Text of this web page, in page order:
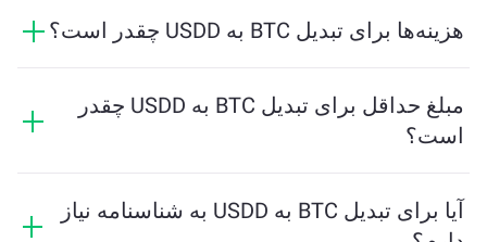
ابزار مقدار تخمینی USDD دریافتی را محاسبه خواهد کرد.
هزینه‌ها برای تبدیل BTC به USDD چقدر است؟
متفاوت است. ChangeNOW نرخ‌های رقابتی را بدون
هزینه‌های پنهان ارائه می‌دهد، و مبلغ نهایی قبل از تایید
مبلغ حداقل برای تبدیل BTC به USDD چقدر
است؟
پلتفرم به‌طور خودکار حداقل مبلغ مورد نیاز برای تضمین
انجام تراکنش روان را محاسبه می‌کند. اما در بیشتر موارد،
آیا برای تبدیل BTC به USDD به شناسنامه نیاز